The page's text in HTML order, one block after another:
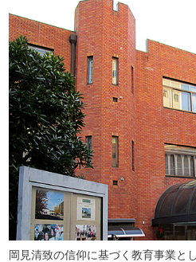
岡見清致の信仰に基づく教育事業と